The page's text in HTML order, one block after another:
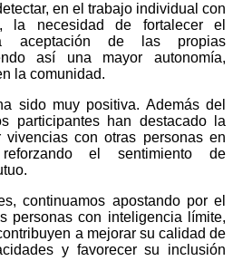
en el trabajo individual con
la necesidad de fortalecer el
aceptación de las propias
así una mayor autonomía,
la comunidad.
sido muy positiva. Además del
participantes han destacado la
vivencias con otras personas en
el sentimiento de
continuamos apostando por el
personas con inteligencia límite,
a mejorar su calidad de
y favorecer su inclusión